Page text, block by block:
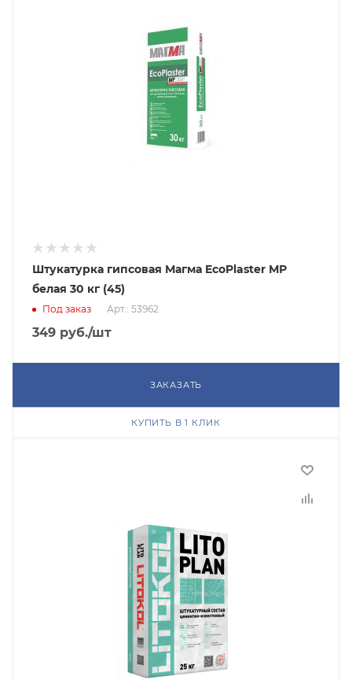
Штукатурка гипсовая Магма EcoPlaster МР
белая 30 кг (45)
Под заказ Арт.: 53962
349 руб./шт
ЗАКАЗАТЬ
КУПИТЬ В 1 КЛИК